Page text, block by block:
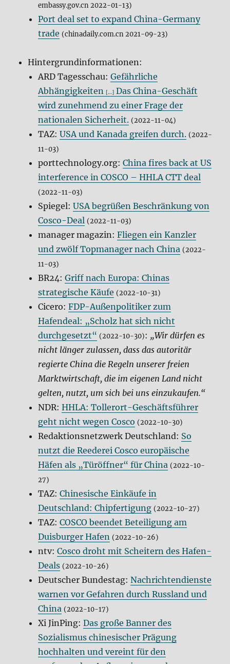
embassy.gov.cn 2022-01-13)
Port deal set to expand China-Germany
trade (chinadaily.com.cn 2021-09-23)
Hintergrundinformationen:
ARD Tagesschau:Gefährliche
Abhängigkeiten […] Das China-Geschäft
wird zunehmend zu einer Frage der
nationalen Sicherheit. (2022-11-04)
TAZ:USA und Kanada greifen durch. (2022-
11-03)
porttechnology.org:China fires back at US
interference in COSCO – HHLA CTT deal
(2022-11-03)
Spiegel:USA begrüßen Beschränkung von
Cosco-Deal (2022-11-03)
manager magazin:Fliegen ein Kanzler
und zwölf Topmanager nach China (2022-
11-03)
BR24:Griff nach Europa: Chinas
strategische Käufe (2022-10-31)
Cicero:FDP-Außenpolitiker zum
Hafendeal: „Scholz hat sich nicht
durchgesetzt“ (2022-10-30): „Wir dürfen es
nicht länger zulassen, dass das autoritär
regierte China die Regeln unserer freien
Marktwirtschaft, die im eigenen Land nicht
gelten, nutzt, um sich bei uns einzukaufen.“
NDR:HHLA: Tollerort-Geschäftsführer
geht nicht wegen Cosco (2022-10-30)
Redaktionsnetzwerk Deutschland: So
nutzt die Reederei Cosco europäische
Häfen als „Türöffner“ für China (2022-10-
27)
TAZ:Chinesische Einkäufe in
Deutschland: Chipfertigung (2022-10-27)
TAZ:COSCO beendet Beteiligung am
Duisburger Hafen (2022-10-26)
ntv:Cosco droht mit Scheitern des Hafen-
Deals (2022-10-26)
Deutscher Bundestag:Nachrichtendienste
warnen vor Gefahren durch Russland und
China (2022-10-17)
Xi JinPing:Das große Banner des
Sozialismus chinesischer Prägung
hochhalten und vereint für den